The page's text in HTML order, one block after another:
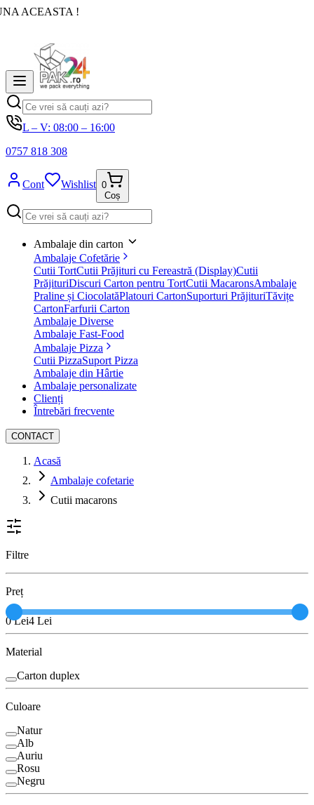
ACEASTA !
L – V: 08:00 – 16:00
0757 818 308
Cont Wishlist 0
Coș
Ambalaje din carton
Ambalaje Cofetărie
Cutii TortCutii Prăjituri cu Fereastră (Display)Cutii
PrăjituriDiscuri Carton pentru TortCutii MacaronsAmbalaje
Praline și CiocolatăPlatouri CartonSuporturi PrăjituriTăvițe
CartonFarfurii Carton
Ambalaje Diverse
Ambalaje Fast-Food
Ambalaje Pizza
Cutii PizzaSuport Pizza
Ambalaje din Hârtie
Ambalaje personalizate
Clienți
Întrebări frecvente
CONTACT
Acasă
Ambalaje cofetarie
Cutii macarons
Filtre
Preț
0Lei4 Lei
Material
Carton duplex
Culoare
Natur
Alb
Auriu
Rosu
Negru